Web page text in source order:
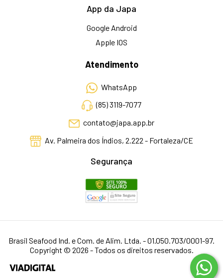
App da Japa
Google Android
Apple IOS
Atendimento
WhatsApp
(85) 3119-7077
contato@japa.app.br
Av. Palmeira dos Índios, 2.222 - Fortaleza/CE
Segurança
Brasil Seafood Ind. e Com. de Alim. Ltda. - 01.050.703/0001-97.
Copyright © 2026 - Todos os direitos reservados.